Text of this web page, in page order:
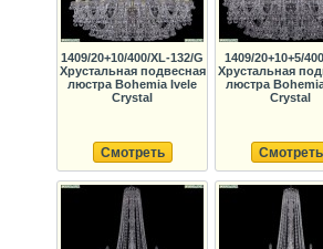
1409/20+10/400/XL-132/G
Хрустальная подвесная
люстра Bohemia Ivele
Crystal
Смотреть
1409/20+10+5/
Хрустальная
люстра
Crystal
Смотреть